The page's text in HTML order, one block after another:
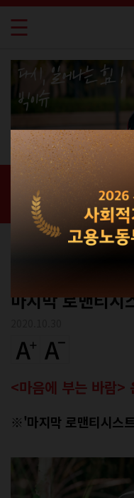
신간 · 과월호
마지막 로맨티시
<마음에 부는 바람>
※'마지막 로맨티시스